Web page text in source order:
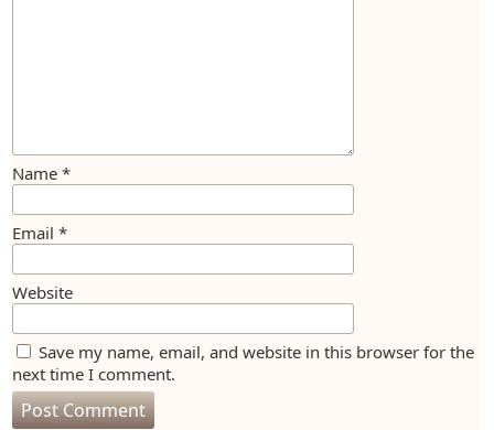
Name *
Email *
Website
Save my name, email, and website in this browser for the
next time I comment.